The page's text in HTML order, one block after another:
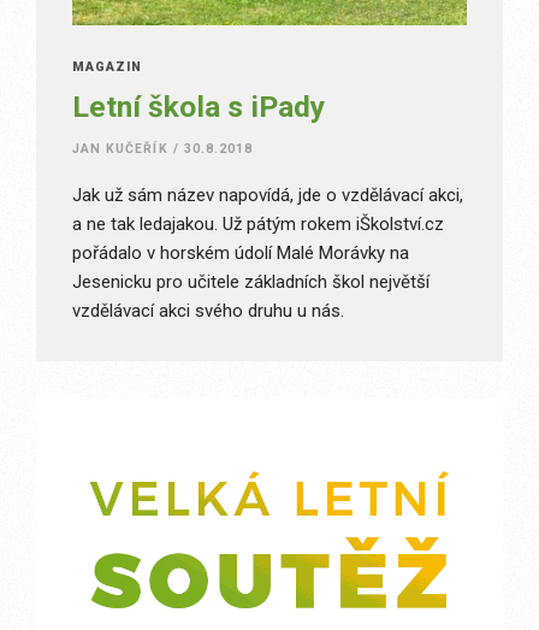
MAGAZÍN
Letní škola s iPady
JAN KUČEŘÍK / 30.8.2018
Jak už sám název napovídá, jde o vzdělávací akci,
a ne tak ledajakou. Už pátým rokem iŠkolství.cz
pořádalo v horském údolí Malé Morávky na
Jesenicku pro učitele základních škol největší
vzdělávací akci svého druhu u nás.